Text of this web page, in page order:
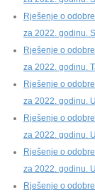
Rješenje o
za 2022. godinu.
Rješenje o
za 2022. godinu.
Rješenje o
za 2022. godinu.
Rješenje o
za 2022. godinu.
Rješenje o
za 2022. godinu.
Rješenje o